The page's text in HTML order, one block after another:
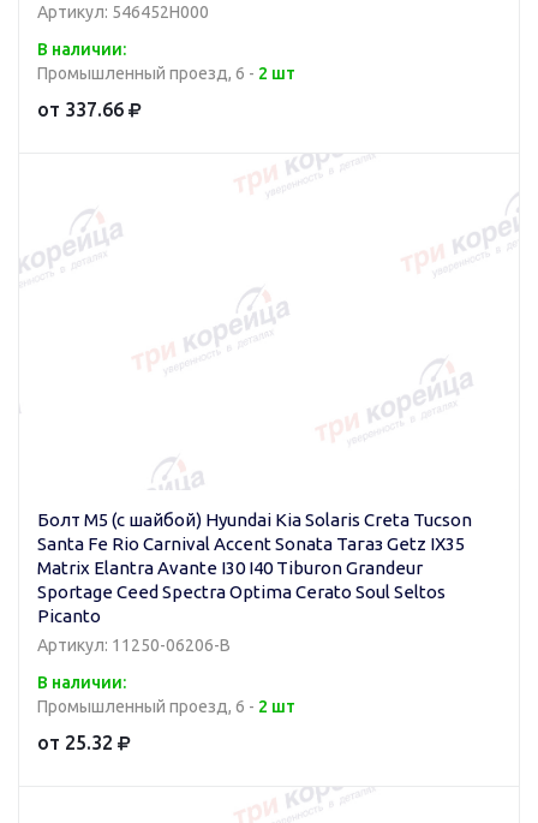
Артикул: 546452H000
В наличии:
Промышленный проезд, 6 - 2 шт
от 337.66
Болт M5 (с шайбой) Hyundai Kia Solaris Creta Tucson
Santa Fe Rio Carnival Accent Sonata Тагаз Getz IX35
Matrix Elantra Avante I30 I40 Tiburon Grandeur
Sportage Ceed Spectra Optima Cerato Soul Seltos
Picanto
Артикул: 11250-06206-B
В наличии:
Промышленный проезд, 6 - 2 шт
от 25.32